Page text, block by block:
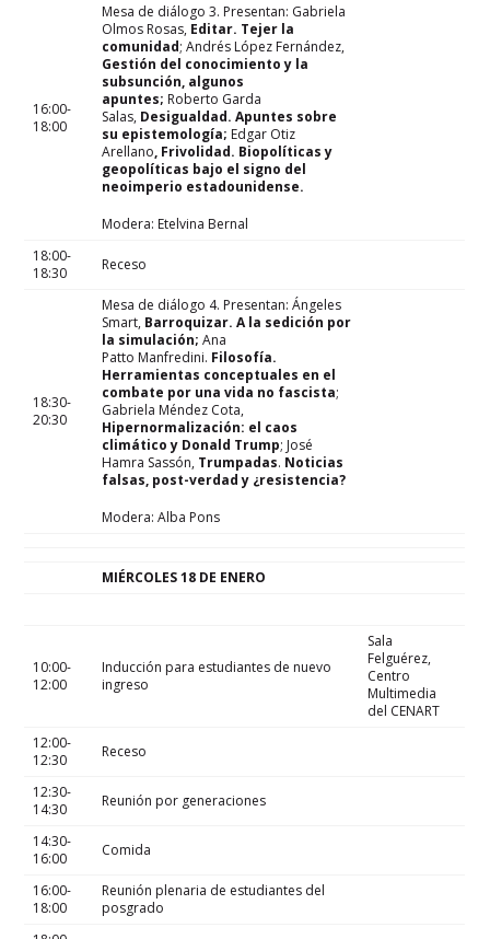
16:00-
18:00
Mesa de diálogo 3. Presentan: Gabriela
Olmos Rosas, Editar. Tejer la
comunidad; Andrés López Fernández,
Gestión del conocimiento y la
subsunción, algunos
apuntes; Roberto Garda
Salas,Desigualdad. Apuntes sobre
su epistemología; Edgar Otiz
Arellano, Frivolidad. Biopolíticas y
geopolíticas bajo el signo del
neoimperio estadounidense.
Modera: Etelvina Bernal
18:00-
18:30
Receso
18:30-
20:30
Mesa de diálogo 4. Presentan: Ángeles
Smart, Barroquizar. A la sedición por
la simulación; Ana
Patto Manfredini. Filosofía.
Herramientas conceptuales en el
combate por una vida no fascista;
Gabriela Méndez Cota,
Hipernormalización: el caos
climático y Donald Trump; José
Hamra Sassón, Trumpadas. Noticias
falsas, post-verdad y ¿resistencia?
Modera: Alba Pons
MIÉRCOLES 18 DE ENERO
10:00-
12:00
Inducción para estudiantes de nuevo
ingreso
Sala
Felguérez,
Centro
Multimedia
del CENART
12:00-
12:30
Receso
12:30-
14:30
Reunión por generaciones
14:30-
16:00
Comida
16:00-
18:00
Reunión plenaria de estudiantes del
posgrado